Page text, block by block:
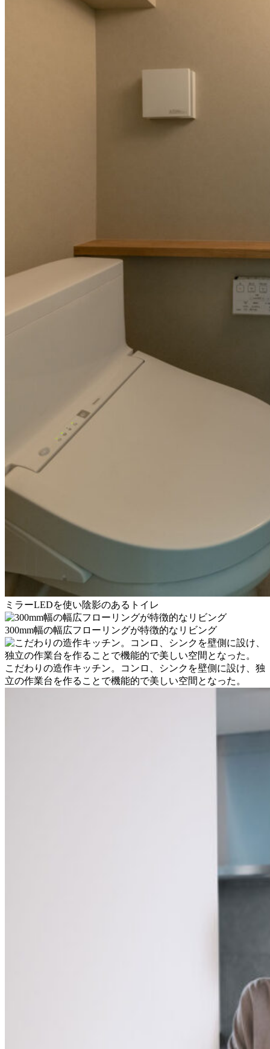
ミラーLEDを使い陰影のあるトイレ
300mm幅の幅広フローリングが特徴的なリビング
こだわりの造作キッチン。コンロ、シンクを壁側に設け、独
立の作業台を作ることで機能的で美しい空間となった。